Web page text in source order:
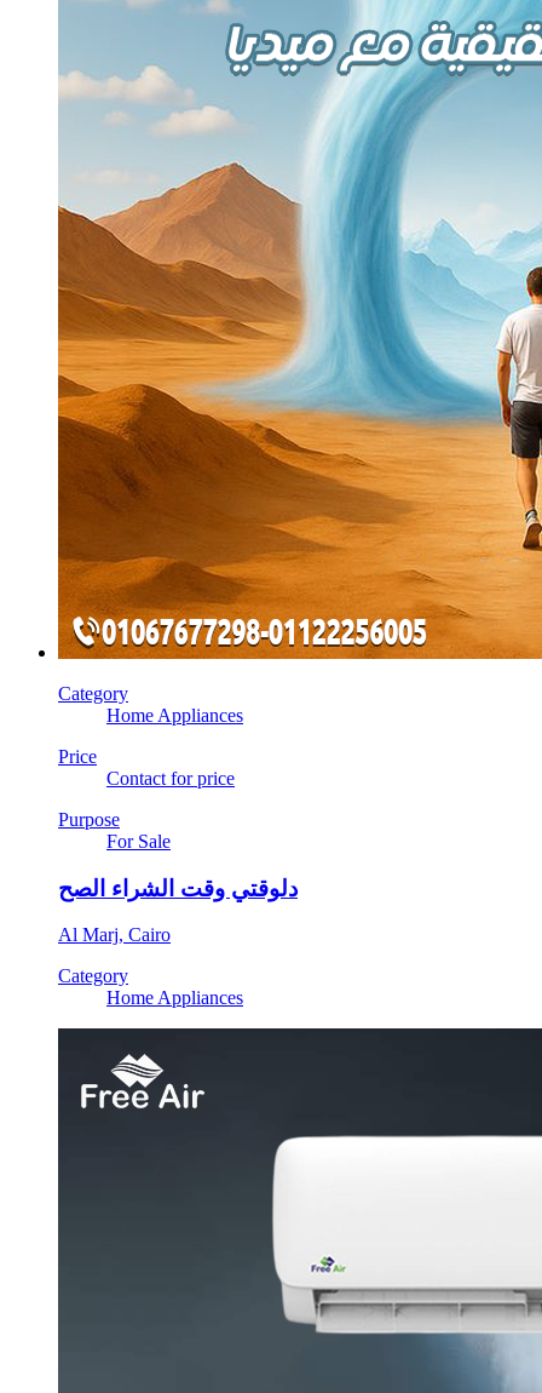
Category
Home Appliances
Price
Contact for price
Purpose
For Sale
دلوقتي وقت الشراء الصح
Al Marj, Cairo
Category
Home Appliances